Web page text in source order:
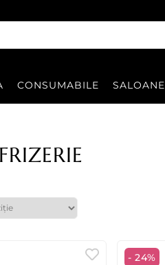
CONSUMABILE SALOANE
- 24%